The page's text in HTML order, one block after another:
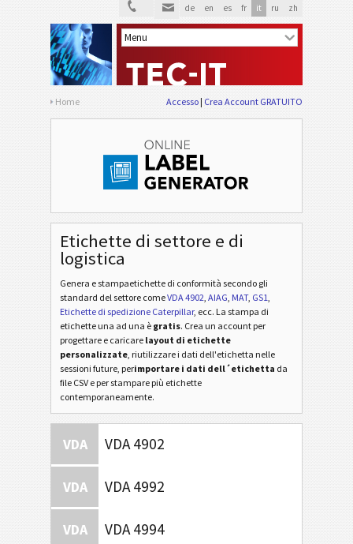
de en es fr it ru zh
Home Accesso Crea Account GRATUITO
Etichette di settore e di
logistica
Genera e stampaetichette di conformità secondo gli
standard del settore comeVDA 4902, AIAG, MAT, GS1,
Etichette di spedizione Caterpillar, ecc. La stampa di
etichette una ad una è gratis. Crea un account per
progettare e caricare layout di etichette
personalizzate, riutilizzare i dati dell'etichetta nelle
sessioni future, perimportare i dati dell´etichetta da
file CSV e per stampare più etichette
contemporaneamente.
VDA VDA 4902
VDA VDA 4992
VDA VDA 4994